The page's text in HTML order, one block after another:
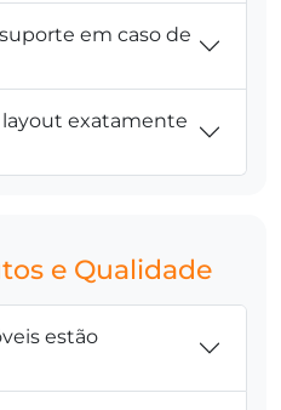
em caso de
exatamente
e Qualidade
estão